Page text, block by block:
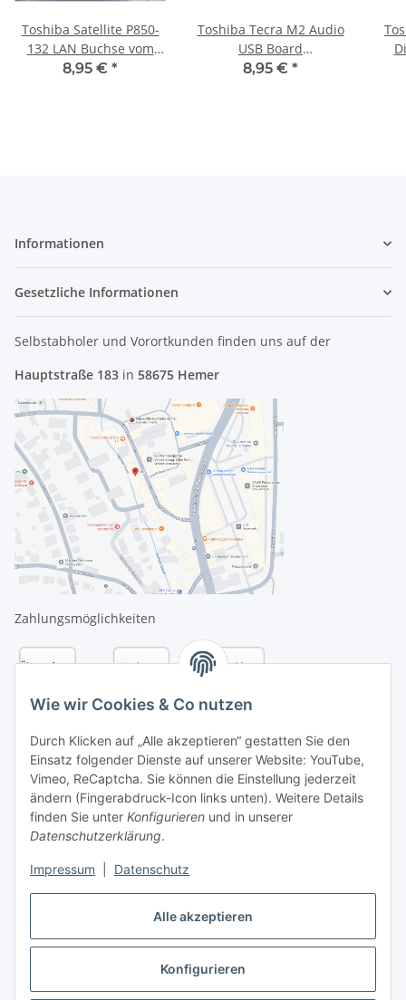
Alle akzeptieren
Konfigurieren
Wie wir Cookies & Co nutzen
Durch Klicken auf „Alle akzeptieren“ gestatten Sie den
Einsatz folgender Dienste auf unserer Website: YouTube,
Vimeo, ReCaptcha. Sie können die Einstellung jederzeit
ändern (Fingerabdruck-Icon links unten). Weitere Details
finden Sie unter Konfigurieren und in unserer
Datenschutzerklärung.
Impressum Datenschutz
Toshiba Satellite P850-
132 LAN Buchse vom
Mainboard #4279
8,95 € *
Toshiba Tecra M2 Audio
USB Board
A5A001009010 #2890_06
8,95 € *
Informationen
Gesetzliche Informationen
Selbstabholer und Vorortkunden finden uns auf der
Hauptstraße 183 in 58675 Hemer
Zahlungsmöglichkeiten
Vertrag widerrufen